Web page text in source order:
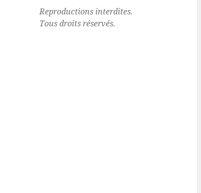
Reproductions interdites.
Tous droits réservés.